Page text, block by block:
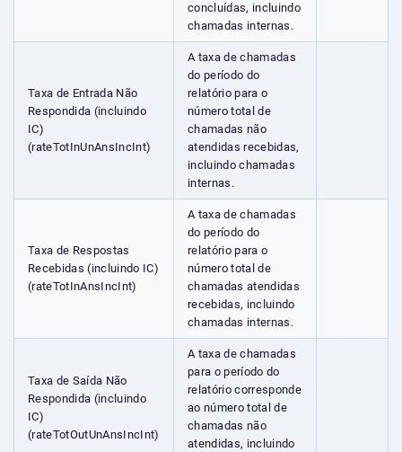
concluídas, incluindo
chamadas internas.
Taxa de Entrada Não
Respondida (incluindo
IC)
(rateTotInUnAnsIncInt)
A taxa de chamadas
do período do
relatório para o
número total de
chamadas não
atendidas recebidas,
incluindo chamadas
internas.
Taxa de Respostas
Recebidas (incluindo IC)
(rateTotInAnsIncInt)
A taxa de chamadas
do período do
relatório para o
número total de
chamadas atendidas
recebidas, incluindo
chamadas internas.
Taxa de Saída Não
Respondida (incluindo
IC)
(rateTotOutUnAnsIncInt)
A taxa de chamadas
para o período do
relatório corresponde
ao número total de
chamadas não
atendidas, incluindo